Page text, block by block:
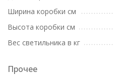
Ширина коробки см
Высота коробки см
Вес светильника в кг
Прочее